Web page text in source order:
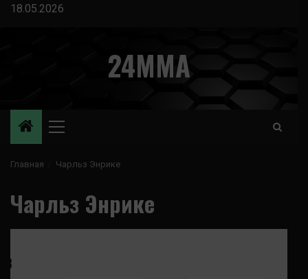
Перейти
18.05.2026
24MMA
Основное
Главная Чарльз Энрике
Чарльз Энрике